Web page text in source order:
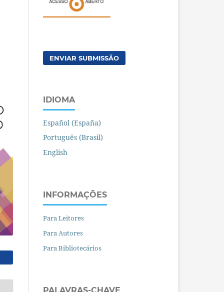
ENVIAR SUBMISSÃO
IDIOMA
Español (España)
Português (Brasil)
English
INFORMAÇÕES
Para Leitores
Para Autores
Para Bibliotecários